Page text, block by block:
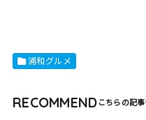
浦和グルメ
RECOMMEND